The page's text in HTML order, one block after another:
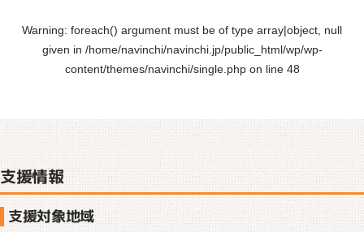
Warning: foreach() argument must be of type array|object, null
given in /home/navinchi/navinchi.jp/public_html/wp/wp-
content/themes/navinchi/single.phpon line 48
支援情報
支援対象地域